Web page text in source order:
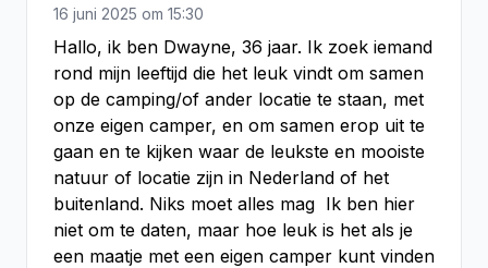
16 juni 2025 om 15:30
Hallo, ik ben Dwayne, 36 jaar. Ik zoek iemand
rond mijn leeftijd die het leuk vindt om samen
op de camping/of ander locatie te staan, met
onze eigen camper, en om samen erop uit te
gaan en te kijken waar de leukste en mooiste
natuur of locatie zijn in Nederland of het
buitenland. Niks moet alles mag  Ik ben hier
niet om te daten, maar hoe leuk is het als je
een maatje met een eigen camper kunt vinden